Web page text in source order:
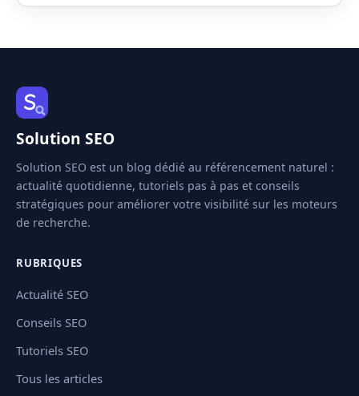
Solution SEO
Solution SEO est un blog dédié au référencement naturel :
actualité quotidienne, tutoriels pas à pas et conseils
stratégiques pour améliorer votre visibilité sur les moteurs
de recherche.
RUBRIQUES
Actualité SEO
Conseils SEO
Tutoriels SEO
Tous les articles